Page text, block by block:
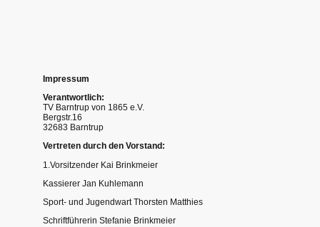
Impressum
Verantwortlich:
TV Barntrup von 1865 e.V.
Bergstr.16
32683 Barntrup
Vertreten durch den Vorstand:
1.Vorsitzender Kai Brinkmeier
Kassierer Jan Kuhlemann
Sport- und Jugendwart Thorsten Matthies
Schriftführerin Stefanie Brinkmeier